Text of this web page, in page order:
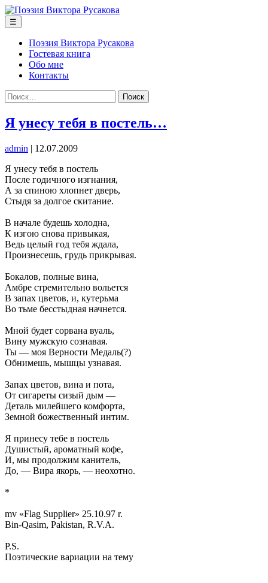
Перейти
к
содержимому
☰
Поэзия Виктора Русакова
Гостевая книга
Обо мне
Контакты
Найти:
Я унесу тебя в постель…
admin | 12.07.2009
Я унесу тебя в постель
После годичного изгнания,
А за спиною хлопнет дверь,
Стыдя за долгое скитание.
В начале будешь холодна,
К изгою снова привыкая,
Ведь целый год тебя ждала,
Произнесешь, грудь прикрывая.
Бокалов, полные вина,
Амбре стремительно вольется
В запах цветов, и, кутерьма
Во тьме бесстыдная начнется.
Мной будет сорвана вуаль,
Вину мужскую сознавая.
Ты — моя Верности Медаль(?)
Обнимешь, мышцы узнавая.
Запах цветов, вина и пота,
От сигареты сизый дым —
Деталь милейшего комфорта,
Земной божественный интим.
Я принесу тебе в постель
Душистый, ароматный кофе,
И, мы продолжим канитель,
До, — Вира якорь, — неохотно.
*
mv «Flag Supplier» 25.10.97 r.
Bin-Qasim, Pakistan, R.V.A.
P.S.
Поэтические вариации на тему